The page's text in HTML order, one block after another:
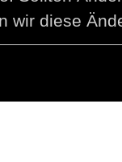
wir diese